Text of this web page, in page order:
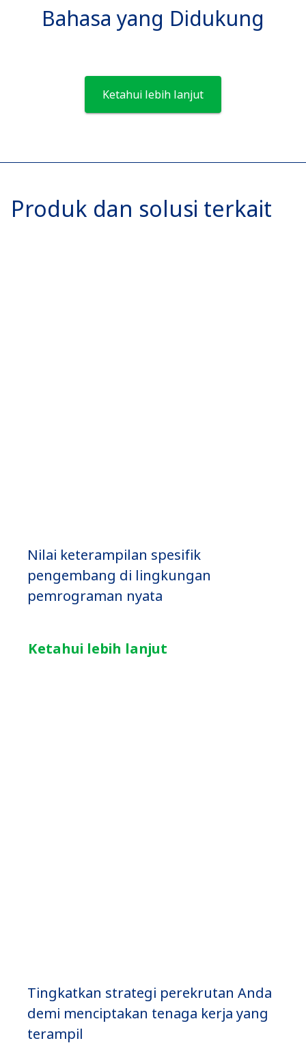
Bahasa yang Didukung
Ketahui lebih lanjut
Produk dan solusi terkait
Nilai keterampilan spesifik
pengembang di lingkungan
pemrograman nyata
Ketahui lebih lanjut
Tingkatkan strategi perekrutan Anda
demi menciptakan tenaga kerja yang
terampil